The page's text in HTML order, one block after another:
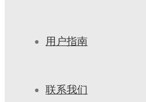
用户指南
联系我们